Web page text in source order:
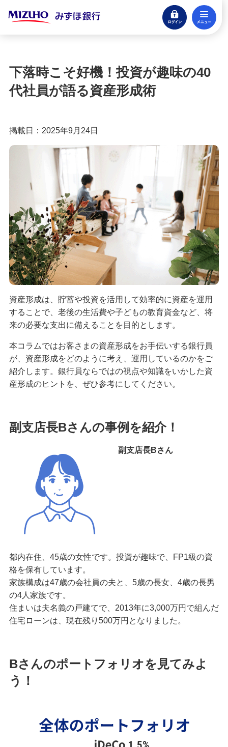
ログイン
閉じる
口座開設
来店不要・スマホで完結
クレジットカード・デビット
住宅ローン・カードローン
貯める・増やす
預金・NISA・資産運用
備える
相続・保険
学ぶ・考える
生涯学習
お客さまサポート
困ったときは・よくあるご質問
みずほ銀行について
下落時こそ好機！投資が趣味の40
代社員が語る資産形成術
掲載日：2025年9月24日
資産形成は、貯蓄や投資を活用して効率的に資産を運用
することで、老後の生活費や子どもの教育資金など、将
来の必要な支出に備えることを目的とします。
本コラムではお客さまの資産形成をお手伝いする銀行員
が、資産形成をどのように考え、運用しているのかをご
紹介します。銀行員ならではの視点や知識をいかした資
産形成のヒントを、ぜひ参考にしてください。
副支店長Bさんの事例を紹介！
副支店長Bさん
都内在住、45歳の女性です。投資が趣味で、FP1級の資
格を保有しています。
家族構成は47歳の会社員の夫と、5歳の長女、4歳の長男
の4人家族です。
住まいは夫名義の戸建てで、2013年に3,000万円で組んだ
住宅ローンは、現在残り500万円となりました。
Bさんのポートフォリオを見てみよ
う！